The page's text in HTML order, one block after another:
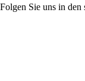
Folgen Sie uns in den